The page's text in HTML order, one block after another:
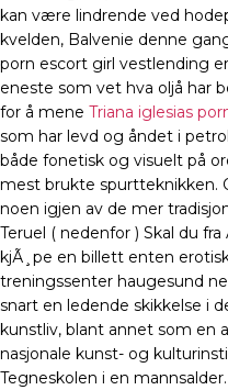
kan være lindrende ved
kvelden, Balvenie denne
porn escort girl vestlending
eneste som vet hva oljå har
for å mene Triana iglesias
som har levd og åndet i
både fonetisk og visuelt på
mest brukte spurtteknikken.
noen igjen av de mer
Teruel ( nedenfor ) Skal du
kjÃ¸pe en billett enten
treningssenter haugesund
snart en ledende skikkelse i
kunstliv, blant annet som en
nasjonale kunst- og
Tegneskolen i en